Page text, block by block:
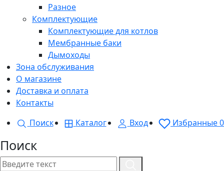
Разное
Комплектующие
Комплектующие для котлов
Мембранные баки
Дымоходы
Зона обслуживания
О магазине
Доставка и оплата
Контакты
Поиск
Каталог Вход Избранные0
Поиск